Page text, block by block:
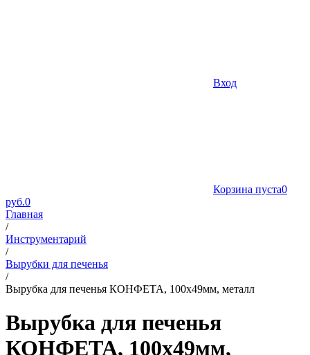
Вход
Корзина пуста0
руб.0
Главная
/
Инструментарий
/
Вырубки для печенья
/
Вырубка для печенья КОНФЕТА, 100х49мм, металл
Вырубка для печенья
КОНФЕТА, 100х49мм,